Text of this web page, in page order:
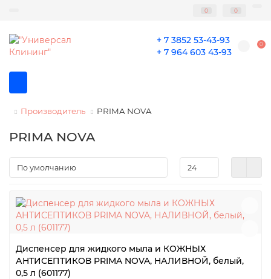
0 0
+ 7 3852 53-43-93
+ 7 964 603 43-93
0
Производитель PRIMA NOVA
PRIMA NOVA
Диспенсер для жидкого мыла и КОЖНЫХ
АНТИСЕПТИКОВ PRIMA NOVA, НАЛИВНОЙ, белый,
0,5 л (601177)